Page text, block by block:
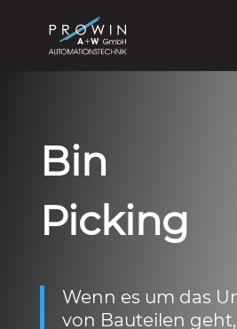
Bin
Picking
Wenn es um das
von Bauteilen